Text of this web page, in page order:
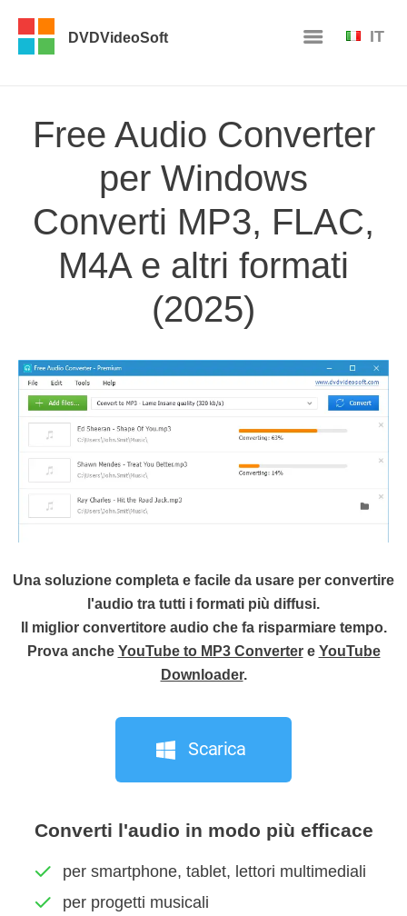
DVDVideoSoft IT
Free Audio Converter
per Windows
Converti MP3, FLAC,
M4A e altri formati
(2025)
Una soluzione completa e facile da usare per convertire
l'audio tra tutti i formati più diffusi.
Il miglior convertitore audio che fa risparmiare tempo.
Prova anche YouTube to MP3 Convertere YouTube
Downloader.
Scarica
Converti l'audio in modo più efficace
per smartphone, tablet, lettori multimediali
per progetti musicali